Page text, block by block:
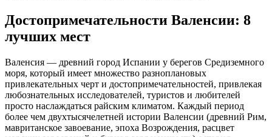
Достопримечательности Валенсии: 8
лучших мест
Валенсия — древний город Испании у берегов Средиземного
моря, который имеет множество разноплановых
привлекательных черт и достопримечательностей, привлекая
любознательных исследователей, туристов и любителей
просто наслаждаться райским климатом. Каждый период
более чем двухтысячелетней истории Валенсии (древний Рим,
мавританское завоевание, эпоха Возрождения, расцвет